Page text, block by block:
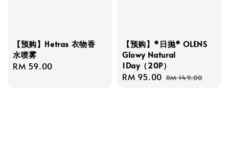
【预购】Hetras 衣物香
水喷雾
Regular
RM 59.00
【预购】*日抛* OLENS
Glowy Natural
1Day（20P）
Sale
RM 95.00 Regular
RM 149.00